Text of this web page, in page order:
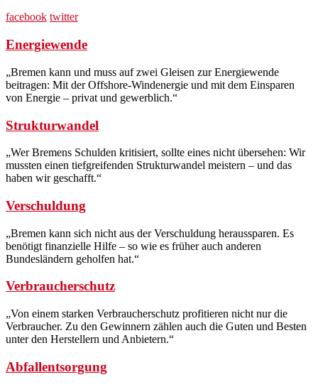
facebook twitter
Energiewende
„Bremen kann und muss auf zwei Gleisen zur Energiewende
beitragen: Mit der Offshore-Windenergie und mit dem Einsparen
von Energie – privat und gewerblich.“
Strukturwandel
„Wer Bremens Schulden kritisiert, sollte eines nicht übersehen: Wir
mussten einen tiefgreifenden Strukturwandel meistern – und das
haben wir geschafft.“
Verschuldung
„Bremen kann sich nicht aus der Verschuldung heraussparen. Es
benötigt finanzielle Hilfe – so wie es früher auch anderen
Bundesländern geholfen hat.“
Verbraucherschutz
„Von einem starken Verbraucherschutz profitieren nicht nur die
Verbraucher. Zu den Gewinnern zählen auch die Guten und Besten
unter den Herstellern und Anbietern.“
Abfallentsorgung